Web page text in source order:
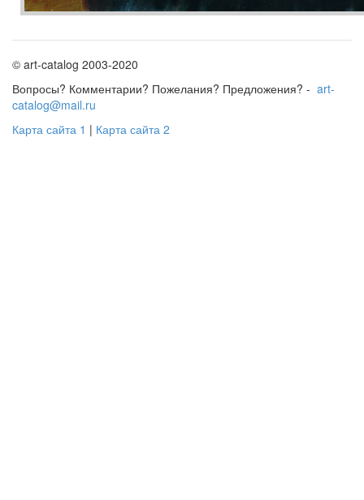
© art-catalog 2003-2020
Вопросы? Комментарии? Пожелания? Предложения? - art-
catalog@mail.ru
Карта сайта 1 | Карта сайта 2